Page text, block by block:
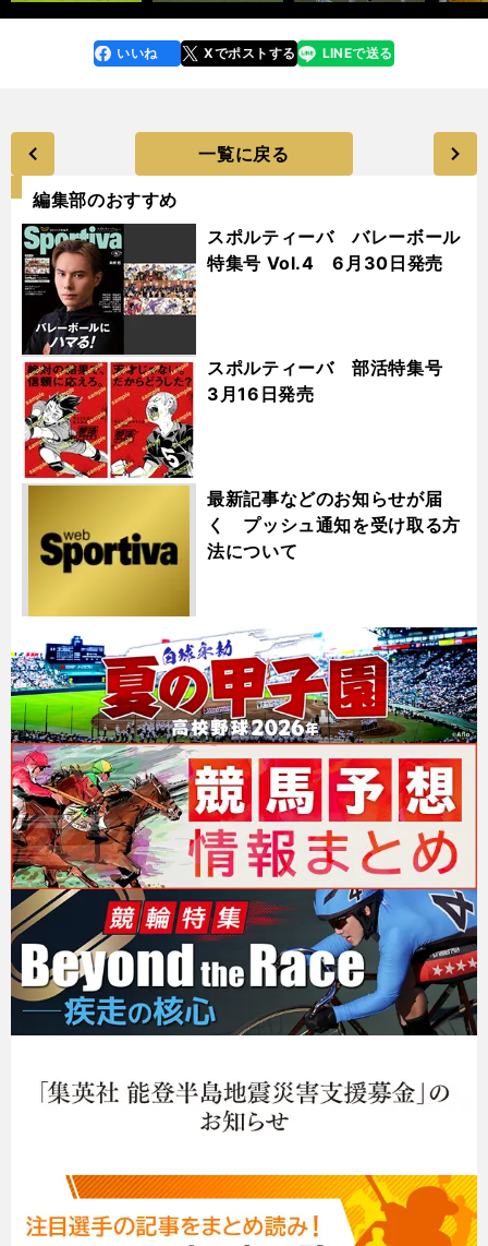
faceboo
k
いいね Xでポストする
line LINEで送る
一覧に戻る
編集部のおすすめ
スポルティーバ バレーボール
特集号 Vol.4 6月30日発売
スポルティーバ 部活特集号
3月16日発売
最新記事などのお知らせが届
く プッシュ通知を受け取る方
法について